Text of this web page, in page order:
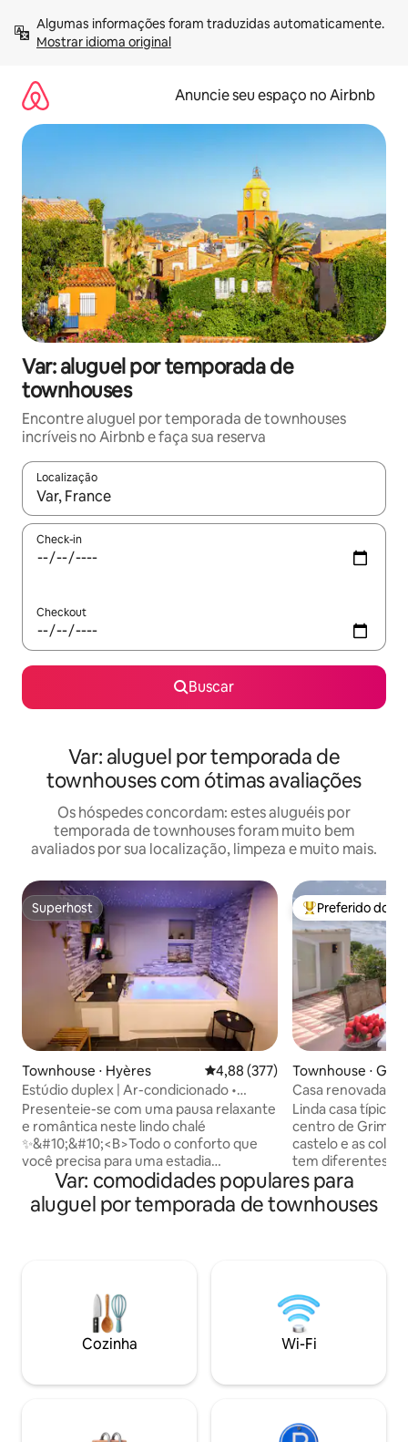
para
Mostrar idioma original
Anuncie seu espaço no Airbnb
Var: aluguel por temporada de
townhouses
Encontre aluguel por temporada de townhouses
incríveis no Airbnb e faça sua reserva
Localização
Quando os resultados estiverem disponíveis, explore-os
Check-in
Checkout
Buscar
Var: aluguel por temporada de
townhouses com ótimas avaliações
Os hóspedes concordam: estes aluguéis por
temporada de townhouses foram muito bem
avaliados por sua localização, limpeza e muito mais.
Superhost
Superhost
Townhouse ⋅ Hyères 4,88 de uma avaliação média de
4,88 (377)
Estúdio duplex | Ar-condicionado •
Banheira de hidromassagem e TV •
Praias a 10 min
Presenteie-se com uma pausa relaxante
e romântica neste lindo chalé
✨&#10;&#10;<B>Todo o conforto que
você precisa para uma estadia
agradável:</B> &#10;🛀🏻 Banheira de
hidromassagem espaçosa com TV &#10;
🚿 Chuveiro grande com chuveiro de
Ar condicionado reversível em ambos os
andares&#10;🌊 Praias a 10 minutos de
carro 🌴🐚&#10;&#10;Não vemos a hora
de receber você!
Entre os
Preferido dos
Townhouse ⋅
Casa renovada
com vista
Linda casa típica
centro de
castelo e as
tem diferentes
pode desfrutar ao
estação, sem
deslumbrante
como uma
O ar-
todos os quartos.
mais próxima.
Var: comodidades populares para
aluguel por temporada de townhouses
Cozinha Wi-Fi